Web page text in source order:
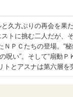
久方ぶりの再会を果
トに挑む二人だが、
ＰＣたちの登場。“
呪い”。そして“扇動
とアスナは第六層を